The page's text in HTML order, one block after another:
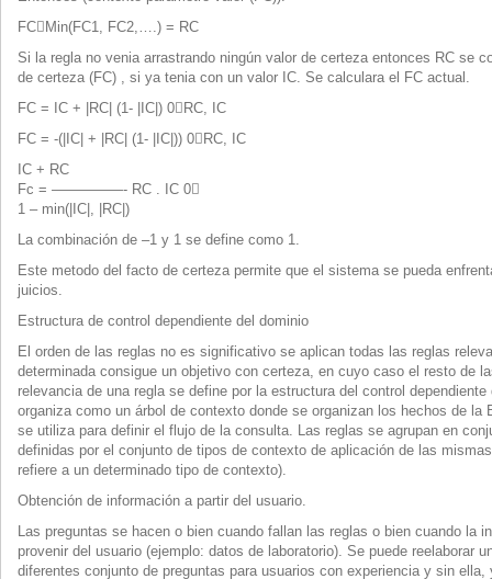
FCMin(FC1, FC2,….) = RC
Si la regla no venia arrastrando ningún valor de certeza entonces RC se
de certeza (FC) , si ya tenia con un valor IC. Se calculara el FC actual.
FC = IC + |RC| (1- |IC|) 0RC, IC
FC = -(|IC| + |RC| (1- |IC|)) 0RC, IC
IC + RC
Fc = —————- RC . IC 0
1 – min(|IC|, |RC|)
La combinación de –1 y 1 se define como 1.
Este metodo del facto de certeza permite que el sistema se pueda
juicios.
Estructura de control dependiente del dominio
El orden de las reglas no es significativo se aplican todas las reglas
determinada consigue un objetivo con certeza, en cuyo caso el resto de
relevancia de una regla se define por la estructura del control
organiza como un árbol de contexto donde se organizan los hechos de la
se utiliza para definir el flujo de la consulta. Las reglas se agrupan en
definidas por el conjunto de tipos de contexto de aplicación de las
refiere a un determinado tipo de contexto).
Obtención de información a partir del usuario.
Las preguntas se hacen o bien cuando fallan las reglas o bien cuando la
provenir del usuario (ejemplo: datos de laboratorio). Se puede reelaborar
diferentes conjunto de preguntas para usuarios con experiencia y sin ella,